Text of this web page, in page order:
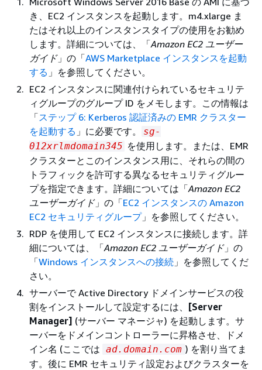
き、EC2 インスタンスを起動します。m4.xlarge ま
たはそれ以上のインスタンスタイプの使用をお勧め
します。詳細については、「Amazon EC2 ユーザー
ガイド」の「AWS Marketplace インスタンスを起動
する 」を参照してください。
EC2 インスタンスに関連付けられているセキュリテ
ィグループのグループ ID をメモします。この情報は
「ステップ 6: Kerberos 認証済みの EMR クラスター
を起動する 」に必要です。
sg-
012xrlmdomain345 を使用します。または、EMR
クラスターとこのインスタンス用に、それらの間の
トラフィックを許可する異なるセキュリティグルー
プを指定できます。詳細については「Amazon EC2
ユーザーガイド」の「EC2 インスタンスの Amazon
EC2 セキュリティグループ」を参照してください。
RDP を使用して EC2 インスタンスに接続します。詳
細については、「Amazon EC2 ユーザーガイド」の
「Windows インスタンスへの接続 」を参照してくだ
さい。
サーバーで Active Directory ドメインサービスの役
割をインストールして設定するには、
[Server
Manager] (サーバー マネージャ) を起動します。サ
ーバーをドメインコントローラーに昇格させ、ドメ
イン名 (ここでは ad.domain.com ) を割り当てま
す。後に EMR セキュリティ設定およびクラスターを